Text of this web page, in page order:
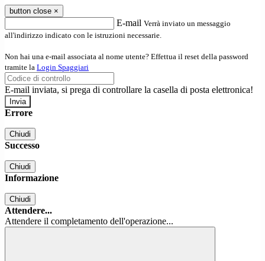
button close ×
E-mail Verrà inviato un messaggio
all'indirizzo indicato con le istruzioni necessarie.
Non hai una e-mail associata al nome utente? Effettua il reset della password
tramite la Login Spaggiari
E-mail inviata, si prega di controllare la casella di posta elettronica!
Errore
Chiudi
Successo
Chiudi
Informazione
Chiudi
Attendere...
Attendere il completamento dell'operazione...